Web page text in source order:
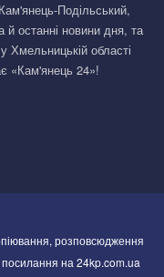
Подільський,
останні новини дня, та
Хмельницькій області
«Кам'янець 24»!
розповсюдження
посилання на 24kp.com.ua